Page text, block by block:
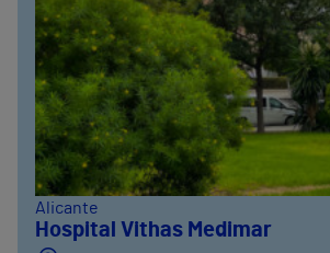
Alicante
Hospital Vithas Medimar